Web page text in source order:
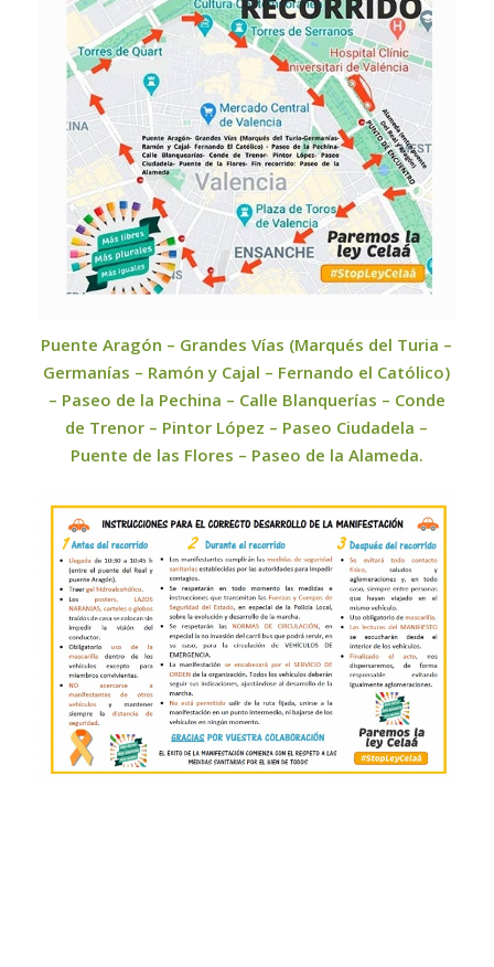
Puente Aragón – Grandes Vías (Marqués del Turia –
Germanías – Ramón y Cajal – Fernando el Católico)
– Paseo de la Pechina – Calle Blanquerías – Conde
de Trenor – Pintor López – Paseo Ciudadela –
Puente de las Flores – Paseo de la Alameda.